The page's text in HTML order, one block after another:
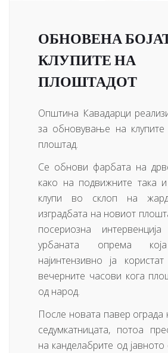
ОБНОВЕНА
КЛУПИТЕ НА
ПЛОШТАДОТ
Општина Кавадарци
за обновување на клупите
плоштад.
Се обнови фарбата на
како на подвижните така
клупи во склоп на
изградбата на новиот
посериозна
урбаната опрема
најинтензивно ја
вечерните часови кога
од народ.
После новата павер ограда
седумкатницата, потоа
на канделабрите од